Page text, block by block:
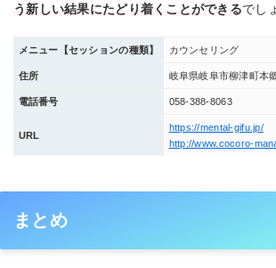
う新しい結果にたどり着くことができるでし
メニュー【セッションの種類】 カウンセリング
住所 岐阜県岐阜市柳津町本
電話番号 058-388-8063
URL
https://mental-gifu.jp/
http://www.cocoro-
まとめ